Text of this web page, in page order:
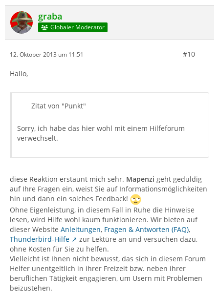
graba
Globaler Moderator
12. Oktober 2013 um 11:51 #10
Hallo,
Zitat von "Punkt"
Sorry, ich habe das hier wohl mit einem Hilfeforum
verwechselt.
diese Reaktion erstaunt mich sehr. Mapenzi geht geduldig
auf Ihre Fragen ein, weist Sie auf Informationsmöglichkeiten
hin und dann ein solches Feedback!
Ohne Eigenleistung, in diesem Fall in Ruhe die Hinweise
lesen, wird Hilfe wohl kaum funktionieren. Wir bieten auf
dieser Website Anleitungen, Fragen & Antworten (FAQ),
Thunderbird-Hilfe
zur Lektüre an und versuchen dazu,
ohne Kosten für Sie zu helfen.
Vielleicht ist Ihnen nicht bewusst, das sich in diesem Forum
Helfer unentgeltlich in ihrer Freizeit bzw. neben ihrer
beruflichen Tätigkeit engagieren, um Usern mit Problemen
beizustehen.